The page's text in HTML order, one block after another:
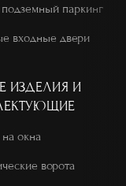
паркинг
входные двери
ИЗДЕЛИЯ И
окна
ворота